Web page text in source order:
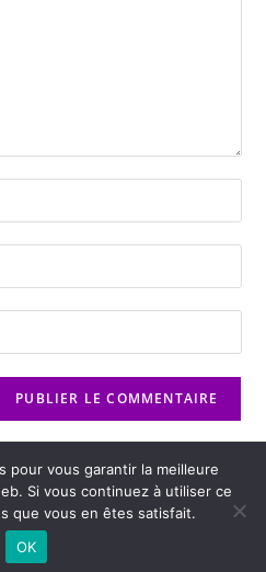
- Politique de confidentialité -
- Réalisation
pour vous garantir la meilleure
Si vous continuez à utiliser ce
que vous en êtes satisfait.
OK